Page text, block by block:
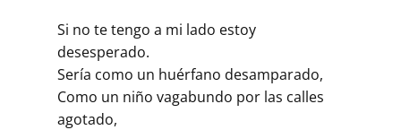
Si no te tengo a mi lado estoy
desesperado.
Sería como un huérfano desamparado,
Como un niño vagabundo por las calles
agotado,